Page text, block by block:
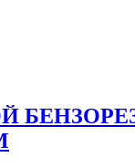
БЕНЗОРЕЗ